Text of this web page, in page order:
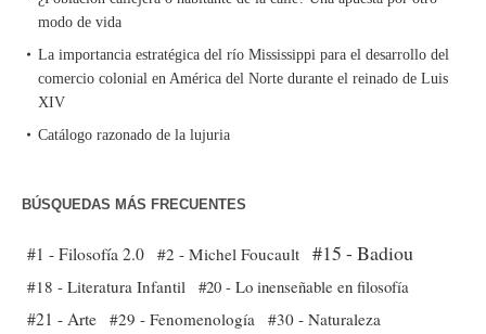
modo de vida
La importancia estratégica del río Mississippi para el desarrollo del
comercio colonial en América del Norte durante el reinado de Luis
XIV
Catálogo razonado de la lujuria
BÚSQUEDAS MÁS FRECUENTES
#1 - Filosofía 2.0 #2 - Michel Foucault #15 - Badiou
#18 - Literatura Infantil #20 - Lo inenseñable en filosofía
#21 - Arte #29 - Fenomenología
#30 - Naturaleza